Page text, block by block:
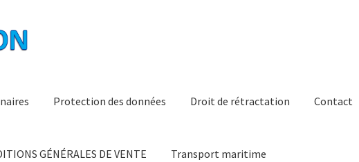
Protection des données Droit de rétractation Contact
GÉNÉRALES DE VENTE Transport maritime